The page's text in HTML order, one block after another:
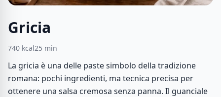
Gricia
740 kcal25 min
La gricia è una delle paste simbolo della tradizione
romana: pochi ingredienti, ma tecnica precisa per
ottenere una salsa cremosa senza panna. Il guanciale